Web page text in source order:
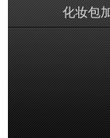
化妆包